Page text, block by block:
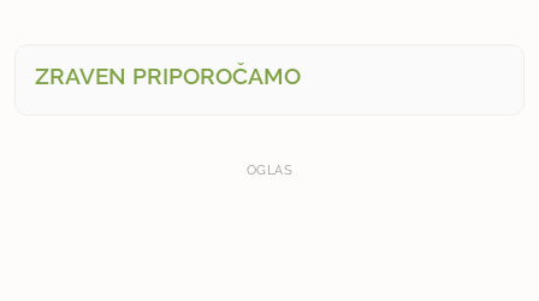
ZRAVEN PRIPOROČAMO
OGLAS